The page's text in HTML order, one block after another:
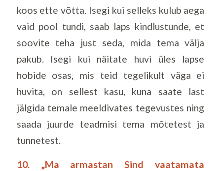
koos ette võtta. Isegi kui selleks kulub aega
vaid pool tundi, saab laps kindlustunde, et
soovite teha just seda, mida tema välja
pakub. Isegi kui näitate huvi üles lapse
hobide osas, mis teid tegelikult väga ei
huvita, on sellest kasu, kuna saate last
jälgida temale meeldivates tegevustes ning
saada juurde teadmisi tema mõtetest ja
tunnetest.
10. „Ma armastan Sind vaatamata